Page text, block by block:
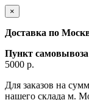
×
Доставка по
Пункт
5000 р.
Для заказов на
нашего склада м.